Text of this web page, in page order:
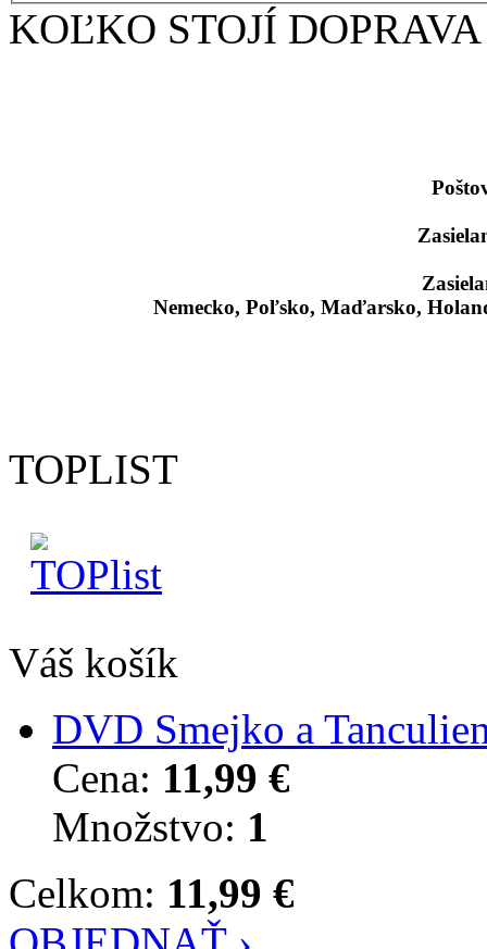
KOĽKO STOJÍ DOPRAVA
Nemecko, Poľsko, Maďarsko,
TOPLIST
Váš košík
DVD Smejko a
Cena: 11,99 €
Množstvo: 1
Celkom: 11,99 €